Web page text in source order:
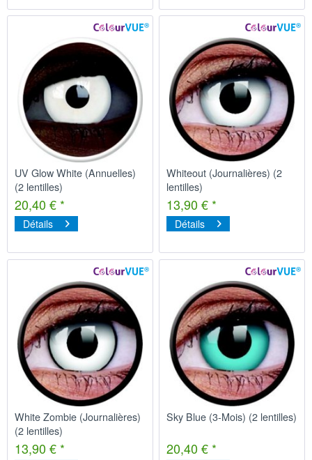
UV Glow White (Annuelles)
(2 lentilles)
20,40 € *
Détails
Whiteout (Journalières) (2
lentilles)
13,90 € *
Détails
White Zombie (Journalières)
(2 lentilles)
13,90 € *
Sky Blue (3-Mois) (2 lentilles)
20,40 € *